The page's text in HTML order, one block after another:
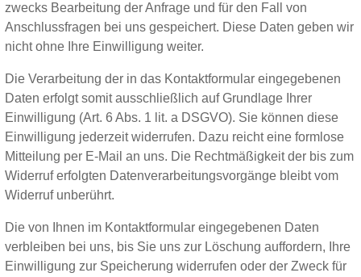
zwecks Bearbeitung der Anfrage und für den Fall von
Anschlussfragen bei uns gespeichert. Diese Daten geben wir
nicht ohne Ihre Einwilligung weiter.
Die Verarbeitung der in das Kontaktformular eingegebenen
Daten erfolgt somit ausschließlich auf Grundlage Ihrer
Einwilligung (Art. 6 Abs. 1 lit. a DSGVO). Sie können diese
Einwilligung jederzeit widerrufen. Dazu reicht eine formlose
Mitteilung per E-Mail an uns. Die Rechtmäßigkeit der bis zum
Widerruf erfolgten Datenverarbeitungsvorgänge bleibt vom
Widerruf unberührt.
Die von Ihnen im Kontaktformular eingegebenen Daten
verbleiben bei uns, bis Sie uns zur Löschung auffordern, Ihre
Einwilligung zur Speicherung widerrufen oder der Zweck für